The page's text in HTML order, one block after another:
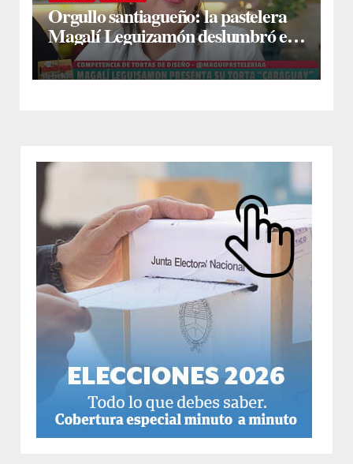
Orgullo santiagueño: la pastelera
Magalí Leguizamón deslumbró en
Canal 13 con su torta “Caraguay” y
ganó la competencia